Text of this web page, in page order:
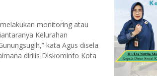
monitoring atau
Kelurahan
kata Agus disela
dirilis Diskominfo Kota